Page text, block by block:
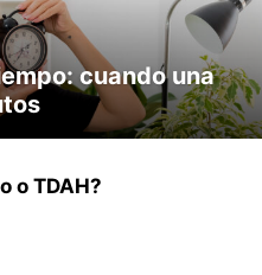
cuando una
o TDAH?